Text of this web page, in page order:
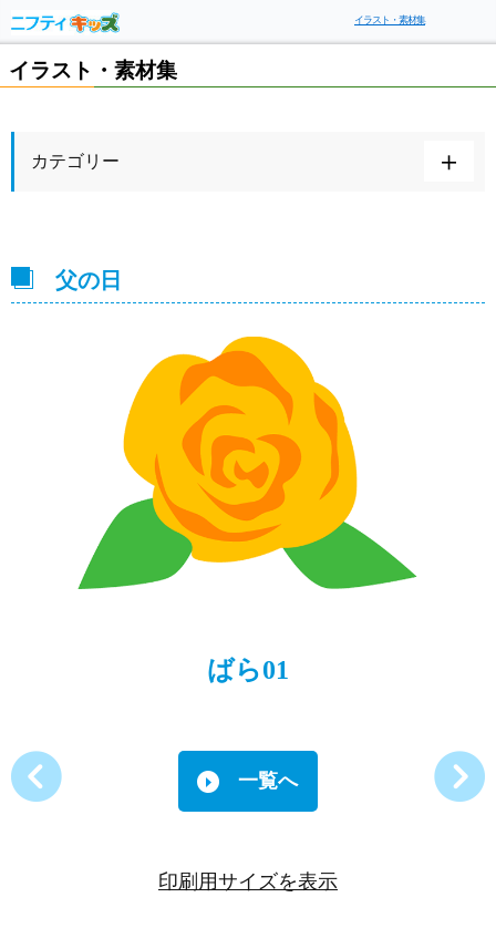
イラスト・素材集
イラスト・素材集
カテゴリー
父の日
ばら01
一覧へ
印刷用サイズを表示